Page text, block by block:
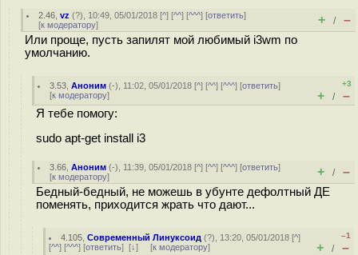
2.46 ,vz (?), 10:49, 05/01/2018 [^] [^^] [^^^] [ответить]
[к модератору] + / –
Или проще, пусть запилят мой любимый i3wm по
умолчанию.
3.53 ,Аноним (-), 11:02, 05/01/2018 [^] [^^] [^^^] [ответить]
[к модератору]
+3
+ / –
Я тебе помогу:
sudo apt-get install i3
3.66 ,Аноним (-), 11:39, 05/01/2018 [^] [^^] [^^^] [ответить]
[к модератору] + / –
Бедный-бедный, не можешь в убунте дефолтный ДЕ
поменять, приходится жрать что дают...
4.105 ,Современный Линуксоид (?), 13:20, 05/01/2018 [^]
[^^] [^^^] [ответить] [↓] [к модератору]
–1
+ / –